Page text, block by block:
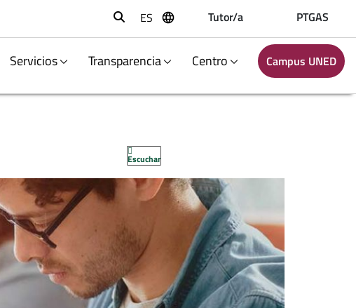
Buscar
ES Tutor/a PTGAS
Servicios Transparencia Centro Campus UNED
Escuchar